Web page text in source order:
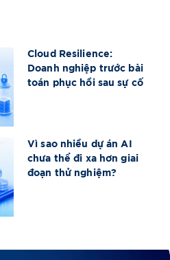
Cloud Resilience:
Doanh nghiệp trước bài
toán phục hồi sau sự cố
Vì sao nhiều dự án AI
chưa thể đi xa hơn giai
đoạn thử nghiệm?